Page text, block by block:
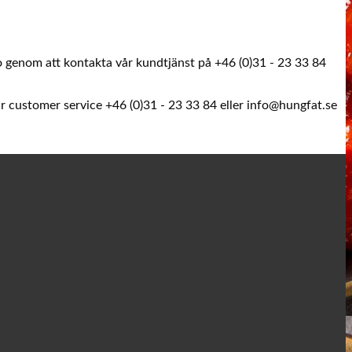
att kontakta vår kundtjänst på +46 (0)31 - 23 33 84
service +46 (0)31 - 23 33 84 eller info@hungfat.se